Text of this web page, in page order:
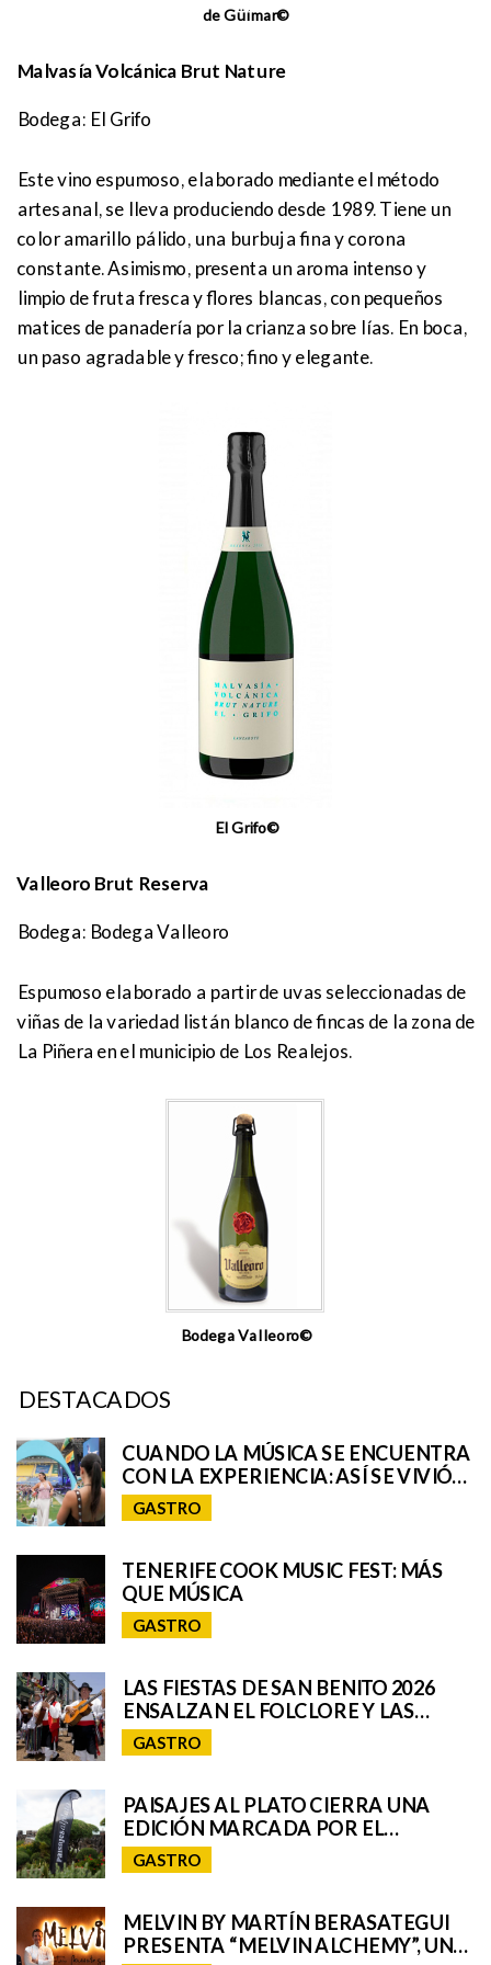
de Güímar©
Malvasía Volcánica Brut Nature
Bodega: El Grifo
Este vino espumoso, elaborado mediante el método
artesanal, se lleva produciendo desde 1989. Tiene un
color amarillo pálido, una burbuja fina y corona
constante. Asimismo, presenta un aroma intenso y
limpio de fruta fresca y flores blancas, con pequeños
matices de panadería por la crianza sobre lías. En boca,
un paso agradable y fresco; fino y elegante.
El Grifo©
Valleoro Brut Reserva
Bodega: Bodega Valleoro
Espumoso elaborado a partir de uvas seleccionadas de
viñas de la variedad listán blanco de fincas de la zona de
La Piñera en el municipio de Los Realejos.
Bodega Valleoro©
DESTACADOS
CUANDO LA MÚSICA SE ENCUENTRA
CON LA EXPERIENCIA: ASÍ SE VIVIÓ
EL UNIVERSO REMIX DE IQOS EN EL
GRANCA LIVE FEST
GASTRO
TENERIFE COOK MUSIC FEST: MÁS
QUE MÚSICA
GASTRO
LAS FIESTAS DE SAN BENITO 2026
ENSALZAN EL FOLCLORE Y LAS
TRADICIONES DE TENERIFE E
INCORPORAN A SAN CRISTÓBAL A
GASTRO
PAISAJES AL PLATO CIERRA UNA
EDICIÓN MARCADA POR EL
TALENTO GASTRONÓMICO Y LA
INTERPRETACIÓN DEL PAISAJE
GASTRO
MELVIN BY MARTÍN BERASATEGUI
PRESENTA “MELVIN ALCHEMY”, UNA